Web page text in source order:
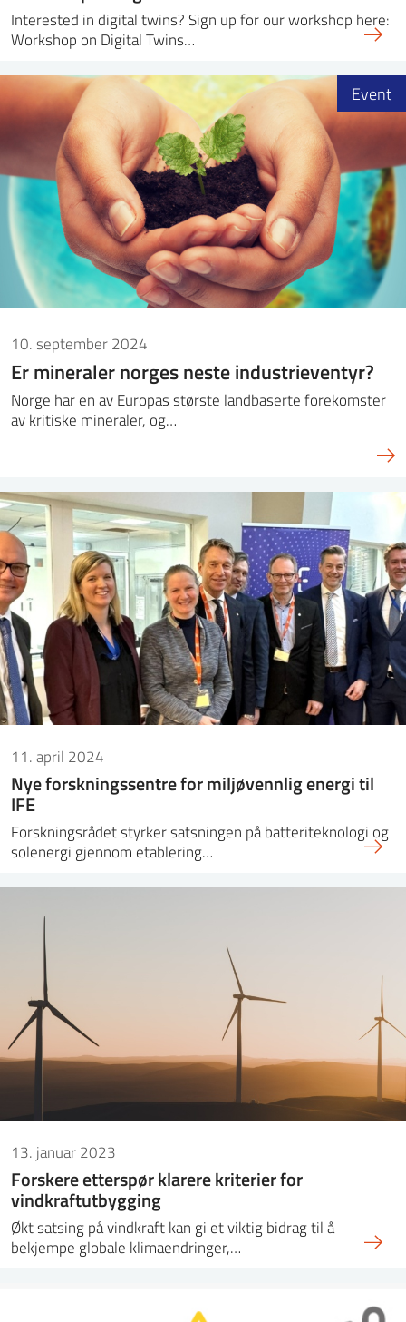
Interested in digital twins? Sign up for our workshop here:
Workshop on Digital Twins…
10. september 2024
Er mineraler norges neste industrieventyr?
Norge har en av Europas største landbaserte forekomster
av kritiske mineraler, og…
Event
11. april 2024
Nye forskningssentre for miljøvennlig energi til
IFE
Forskningsrådet styrker satsningen på batteriteknologi og
solenergi gjennom etablering…
13. januar 2023
Forskere etterspør klarere kriterier for
vindkraftutbygging
Økt satsing på vindkraft kan gi et viktig bidrag til å
bekjempe globale klimaendringer,…